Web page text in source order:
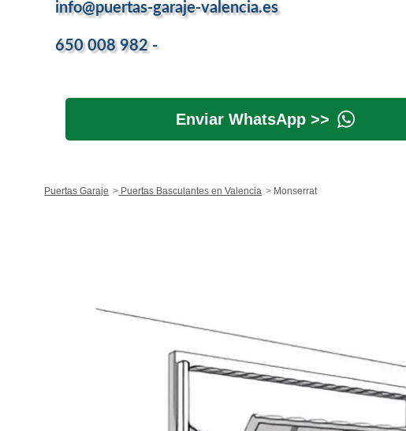
info@puertas-garaje-valencia.es
650 008 982 -
Enviar WhatsApp >>
Puertas Garaje Puertas Basculantes en Valencia Monserrat